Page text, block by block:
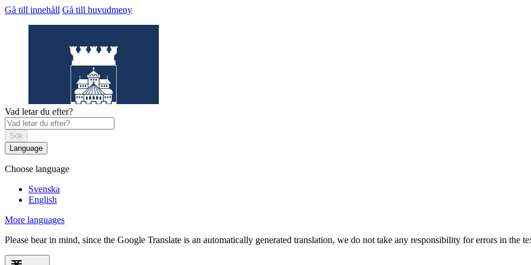
Gå till innehåll Gå till huvudmeny
Helsingborgs museum
Vad letar du efter?
Sök
Language
Choose language
Svenska
English
More languages
Please bear in mind, since the Google Translate is an automatically generated translation, we do not take any responsibility for errors in the